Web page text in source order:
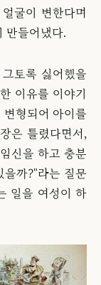
굴이 변한다며
만들어냈다.
토록 싫어했을
이유를 이야기
변형되어 아이를
은 틀렸다면서,
신을 하고 충분
까?"라는 질문
일을 여성이 하